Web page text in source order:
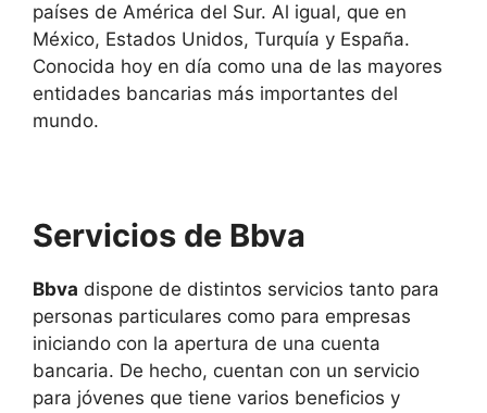
países de América del Sur. Al igual, que en
México, Estados Unidos, Turquía y España.
Conocida hoy en día como una de las mayores
entidades bancarias más importantes del
mundo.
Servicios de Bbva
Bbva dispone de distintos servicios tanto para
personas particulares como para empresas
iniciando con la apertura de una cuenta
bancaria. De hecho, cuentan con un servicio
para jóvenes que tiene varios beneficios y